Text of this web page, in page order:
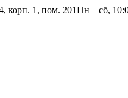
корп. 1, пом. 201Пн—сб,